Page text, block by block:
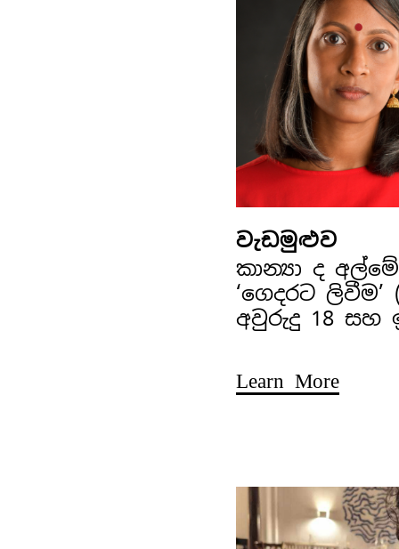
වැඩමුළුව
කාන්‍යා ද
‘ගෙදරට ලිවීම’
අවුරුදු 18 සහ
Learn More